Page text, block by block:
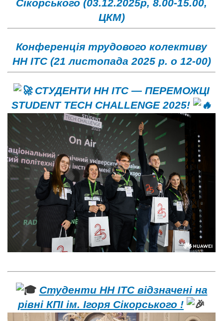
Сікорського (03.12.2025р, 8.00-15.00,
ЦКМ)
Конференція трудового колективу
НН ІТС (21 листопада 2025 р. о 12-00)
СТУДЕНТИ НН ІТС — ПЕРЕМОЖЦІ
STUDENT TECH CHALLENGE 2025!
Студенти НН ІТС відзначені на
рівні КПІ ім. Ігоря Сікорського !